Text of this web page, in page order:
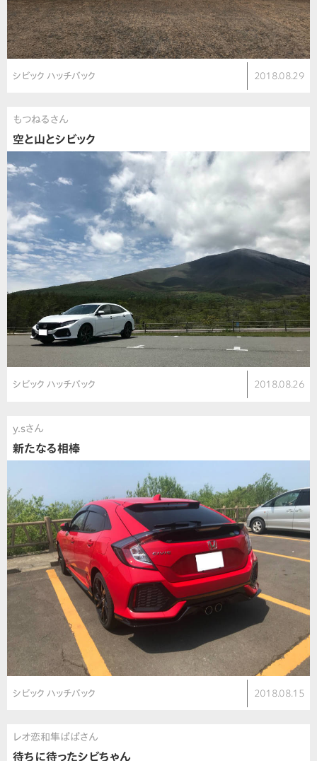
シビック ハッチバック 2018.08.29
もつねるさん
空と山とシビック
シビック ハッチバック 2018.08.26
y.sさん
新たなる相棒
シビック ハッチバック 2018.08.15
レオ恋和隼ぱぱさん
待ちに待ったシビちゃん